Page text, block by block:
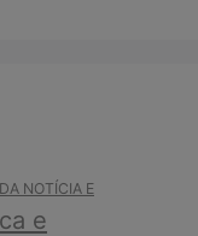
NOTÍCIA E
e